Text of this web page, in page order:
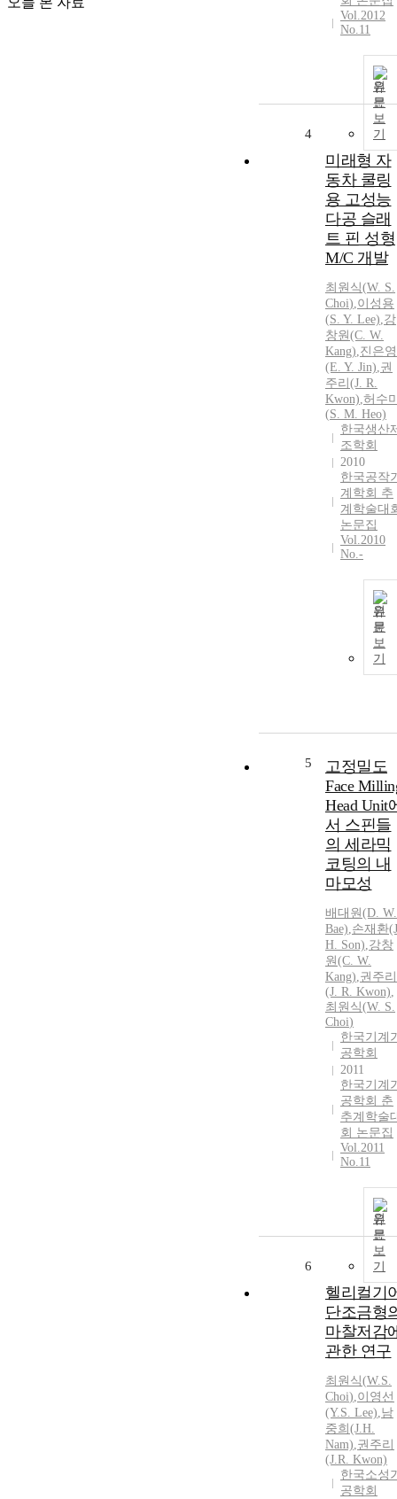
Vol.2012
No.11
원
문
보
기
4
미래형 자
동차 쿨링
용 고성능
다공 슬래
트 핀 성형
M/C 개발
최원식(W. S.
Choi),이성용
(S. Y. Lee),강
창원(C. W.
Kang),진은영
(E. Y. Jin),권
주리(J. R.
Kwon),허수
(S. M. Heo)
한국생산
조학회
2010
한국공작
계학회 추
계학술대
논문집
Vol.2010
No.-
원
문
보
기
5
고정밀도
Face
Head Unit
서 스핀들
의 세라믹
코팅의 내
마모성
배대원(D. W.
Bae),손재환
H. Son),강창
원(C. W.
Kang),권주리
(J. R. Kwon),
최원식(W. S.
Choi)
한국기계
공학회
2011
한국기계
공학회 춘
추계학술
회 논문집
Vol.2011
No.11
원
문
보
기
6
헬리컬기
단조금형
마찰저감
관한 연구
최원식(W.S.
Choi),이영선
(Y.S. Lee),남
중희(J.H.
Nam),권주리
(J.R. Kwon)
한국소성
공학회